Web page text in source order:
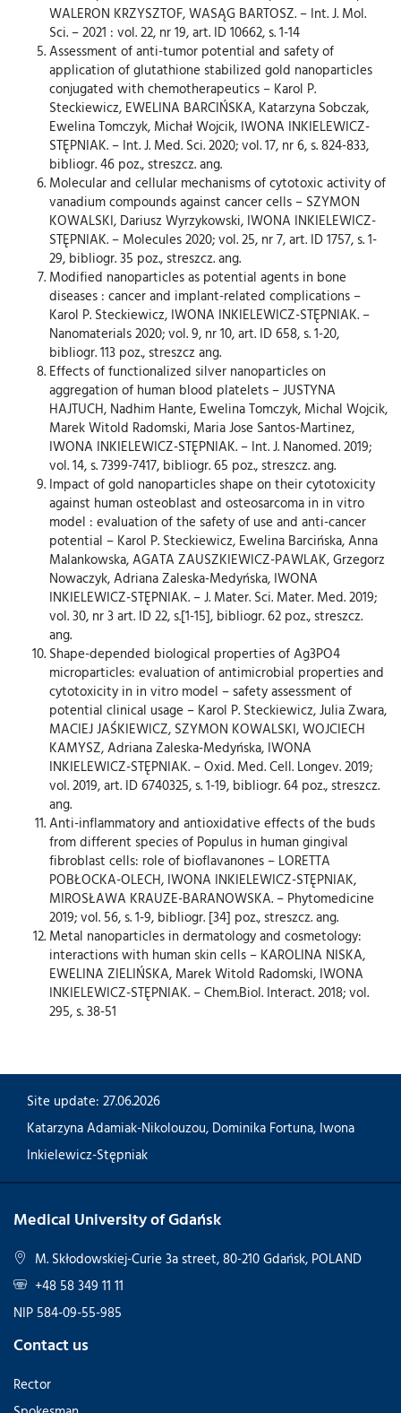
WALERON KRZYSZTOF, WASĄG BARTOSZ. – Int. J. Mol.
Sci. – 2021 : vol. 22, nr 19, art. ID 10662, s. 1-14
Assessment of anti-tumor potential and safety of
application of glutathione stabilized gold nanoparticles
conjugated with chemotherapeutics – Karol P.
Steckiewicz, EWELINA BARCIŃSKA, Katarzyna Sobczak,
Ewelina Tomczyk, Michał Wojcik, IWONA INKIELEWICZ-
STĘPNIAK. – Int. J. Med. Sci. 2020; vol. 17, nr 6, s. 824-833,
bibliogr. 46 poz., streszcz. ang.
Molecular and cellular mechanisms of cytotoxic activity of
vanadium compounds against cancer cells – SZYMON
KOWALSKI, Dariusz Wyrzykowski, IWONA INKIELEWICZ-
STĘPNIAK. – Molecules 2020; vol. 25, nr 7, art. ID 1757, s. 1-
29, bibliogr. 35 poz., streszcz. ang.
Modified nanoparticles as potential agents in bone
diseases : cancer and implant-related complications –
Karol P. Steckiewicz, IWONA INKIELEWICZ-STĘPNIAK. –
Nanomaterials 2020; vol. 9, nr 10, art. ID 658, s. 1-20,
bibliogr. 113 poz., streszcz ang.
Effects of functionalized silver nanoparticles on
aggregation of human blood platelets – JUSTYNA
HAJTUCH, Nadhim Hante, Ewelina Tomczyk, Michal Wojcik,
Marek Witold Radomski, Maria Jose Santos-Martinez,
IWONA INKIELEWICZ-STĘPNIAK. – Int. J. Nanomed. 2019;
vol. 14, s. 7399-7417, bibliogr. 65 poz., streszcz. ang.
Impact of gold nanoparticles shape on their cytotoxicity
against human osteoblast and osteosarcoma in in vitro
model : evaluation of the safety of use and anti-cancer
potential – Karol P. Steckiewicz, Ewelina Barcińska, Anna
Malankowska, AGATA ZAUSZKIEWICZ-PAWLAK, Grzegorz
Nowaczyk, Adriana Zaleska-Medyńska, IWONA
INKIELEWICZ-STĘPNIAK. – J. Mater. Sci. Mater. Med. 2019;
vol. 30, nr 3 art. ID 22, s.[1-15], bibliogr. 62 poz., streszcz.
ang.
Shape-depended biological properties of Ag3PO4
microparticles: evaluation of antimicrobial properties and
cytotoxicity in in vitro model – safety assessment of
potential clinical usage – Karol P. Steckiewicz, Julia Zwara,
MACIEJ JAŚKIEWICZ, SZYMON KOWALSKI, WOJCIECH
KAMYSZ, Adriana Zaleska-Medyńska, IWONA
INKIELEWICZ-STĘPNIAK. – Oxid. Med. Cell. Longev. 2019;
vol. 2019, art. ID 6740325, s. 1-19, bibliogr. 64 poz., streszcz.
ang.
Anti-inflammatory and antioxidative effects of the buds
from different species of Populus in human gingival
fibroblast cells: role of bioflavanones – LORETTA
POBŁOCKA-OLECH, IWONA INKIELEWICZ-STĘPNIAK,
MIROSŁAWA KRAUZE-BARANOWSKA. – Phytomedicine
2019; vol. 56, s. 1-9, bibliogr. [34] poz., streszcz. ang.
Metal nanoparticles in dermatology and cosmetology:
interactions with human skin cells – KAROLINA NISKA,
EWELINA ZIELIŃSKA, Marek Witold Radomski, IWONA
INKIELEWICZ-STĘPNIAK. – Chem.Biol. Interact. 2018; vol.
295, s. 38-51
Site update: 27.06.2026
Katarzyna Adamiak-Nikolouzou, Dominika Fortuna, Iwona
Inkielewicz-Stępniak
Medical University of Gdańsk
M. Skłodowskiej-Curie 3a street, 80-210 Gdańsk, POLAND
+48 58 349 11 11
NIP 584-09-55-985
Contact us
Rector